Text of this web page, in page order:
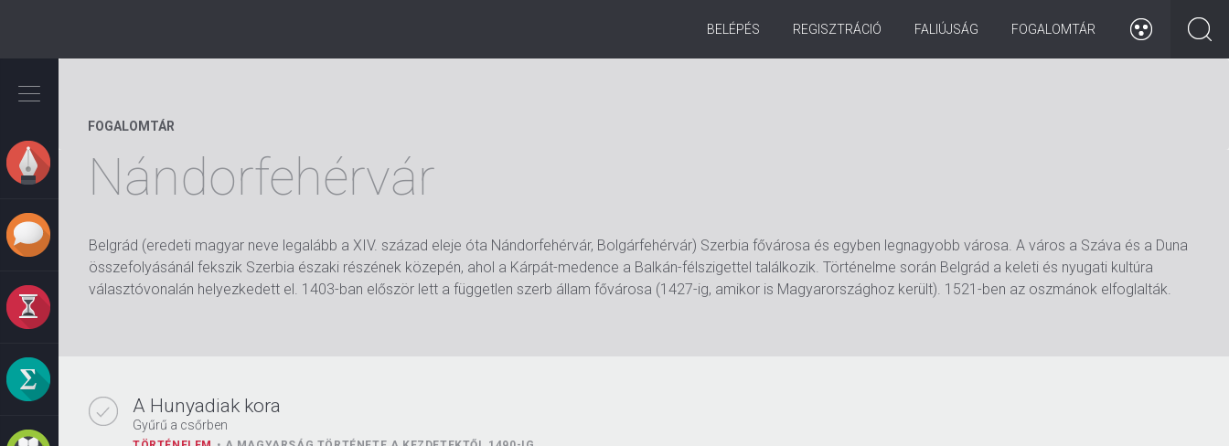
tartalomra
REGISZTRÁCIÓ FALIÚJSÁG FOGALOMTÁR
BELÉPÉS
FOGALOMTÁR
Nándorfehérvár
Belgrád (eredeti magyar neve legalább a XIV. század eleje óta Nándorfehérvár, Bolgárfehérvár) Szerbia fővárosa és egyben legnagyobb városa. A város a Száva és a Duna
összefolyásánál fekszik Szerbia északi részének közepén, ahol a Kárpát-medence a Balkán-félszigettel találkozik. Történelme során Belgrád a keleti és nyugati kultúra
választóvonalán helyezkedett el. 1403-ban először lett a független szerb állam fővárosa (1427-ig, amikor is Magyarországhoz került). 1521-ben az oszmánok elfoglalták.
A Hunyadiak kora
Gyűrű a csőrben